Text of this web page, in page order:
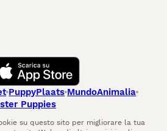
PuppyPlaats MundoAnimalia
Puppies
su questo sito per migliorare la tua